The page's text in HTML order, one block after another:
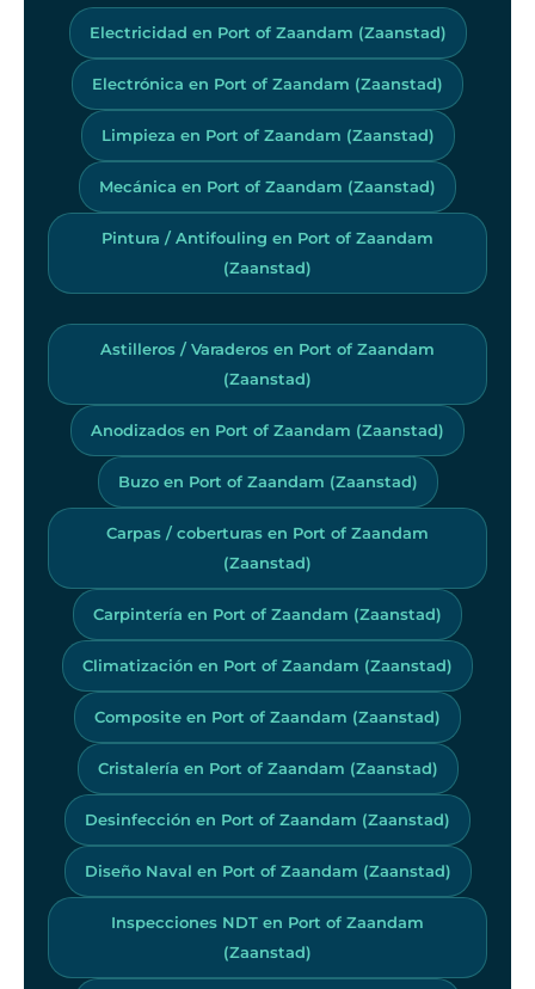
Electricidad en Port of Zaandam (Zaanstad)
Electrónica en Port of Zaandam (Zaanstad)
Limpieza en Port of Zaandam (Zaanstad)
Mecánica en Port of Zaandam (Zaanstad)
Pintura / Antifouling en Port of Zaandam
(Zaanstad)
Astilleros / Varaderos en Port of Zaandam
(Zaanstad)
Anodizados en Port of Zaandam (Zaanstad)
Buzo en Port of Zaandam (Zaanstad)
Carpas / coberturas en Port of Zaandam
(Zaanstad)
Carpintería en Port of Zaandam (Zaanstad)
Climatización en Port of Zaandam (Zaanstad)
Composite en Port of Zaandam (Zaanstad)
Cristalería en Port of Zaandam (Zaanstad)
Desinfección en Port of Zaandam (Zaanstad)
Diseño Naval en Port of Zaandam (Zaanstad)
Inspecciones NDT en Port of Zaandam
(Zaanstad)